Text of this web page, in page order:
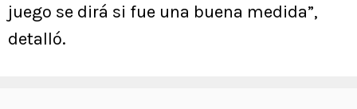
juego se dirá si fue una buena medida”,
detalló.